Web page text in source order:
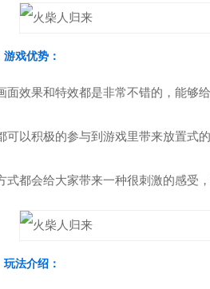
游戏优势：
面效果和特效都是非常不错的，能够
可以积极的参与到游戏里带来放置式
式都会给大家带来一种很刺激的感受
玩法介绍：